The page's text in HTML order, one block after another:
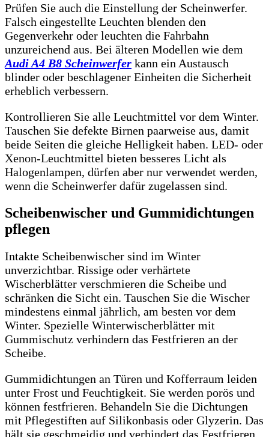
Prüfen Sie auch die Einstellung der Scheinwerfer.
Falsch eingestellte Leuchten blenden den
Gegenverkehr oder leuchten die Fahrbahn
unzureichend aus. Bei älteren Modellen wie dem
Audi A4 B8 Scheinwerfer kann ein Austausch
blinder oder beschlagener Einheiten die Sicherheit
erheblich verbessern.
Kontrollieren Sie alle Leuchtmittel vor dem Winter.
Tauschen Sie defekte Birnen paarweise aus, damit
beide Seiten die gleiche Helligkeit haben. LED- oder
Xenon-Leuchtmittel bieten besseres Licht als
Halogenlampen, dürfen aber nur verwendet werden,
wenn die Scheinwerfer dafür zugelassen sind.
Scheibenwischer und Gummidichtungen
pflegen
Intakte Scheibenwischer sind im Winter
unverzichtbar. Rissige oder verhärtete
Wischerblätter verschmieren die Scheibe und
schränken die Sicht ein. Tauschen Sie die Wischer
mindestens einmal jährlich, am besten vor dem
Winter. Spezielle Winterwischerblätter mit
Gummischutz verhindern das Festfrieren an der
Scheibe.
Gummidichtungen an Türen und Kofferraum leiden
unter Frost und Feuchtigkeit. Sie werden porös und
können festfrieren. Behandeln Sie die Dichtungen
mit Pflegestiften auf Silikonbasis oder Glyzerin. Das
hält sie geschmeidig und verhindert das Festfrieren